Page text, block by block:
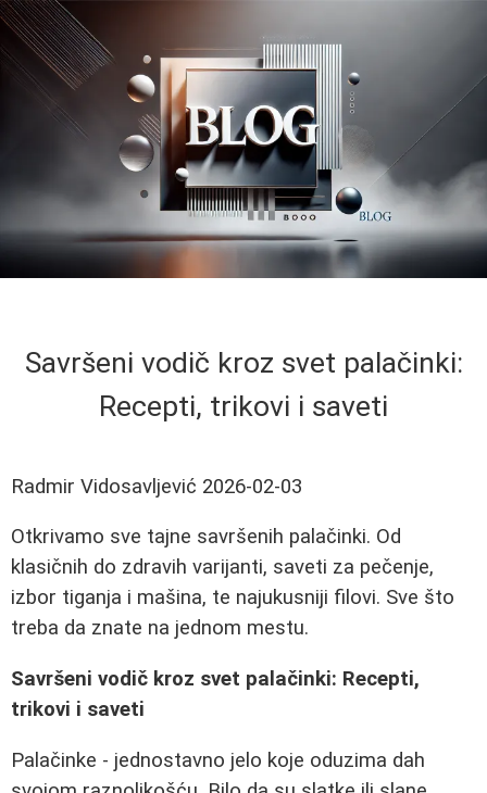
Savršeni vodič kroz svet palačinki:
Recepti, trikovi i saveti
Radmir Vidosavljević 2026-02-03
Otkrivamo sve tajne savršenih palačinki. Od
klasičnih do zdravih varijanti, saveti za pečenje,
izbor tiganja i mašina, te najukusniji filovi. Sve što
treba da znate na jednom mestu.
Savršeni vodič kroz svet palačinki: Recepti,
trikovi i saveti
Palačinke - jednostavno jelo koje oduzima dah